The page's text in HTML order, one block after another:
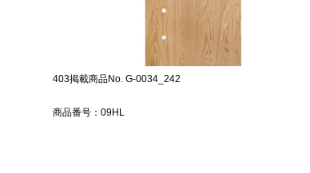
403掲載商品No. G-0034_242
商品番号：09HL